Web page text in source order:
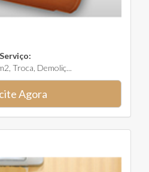
Serviço:
Troca, Demoliç...
Agora